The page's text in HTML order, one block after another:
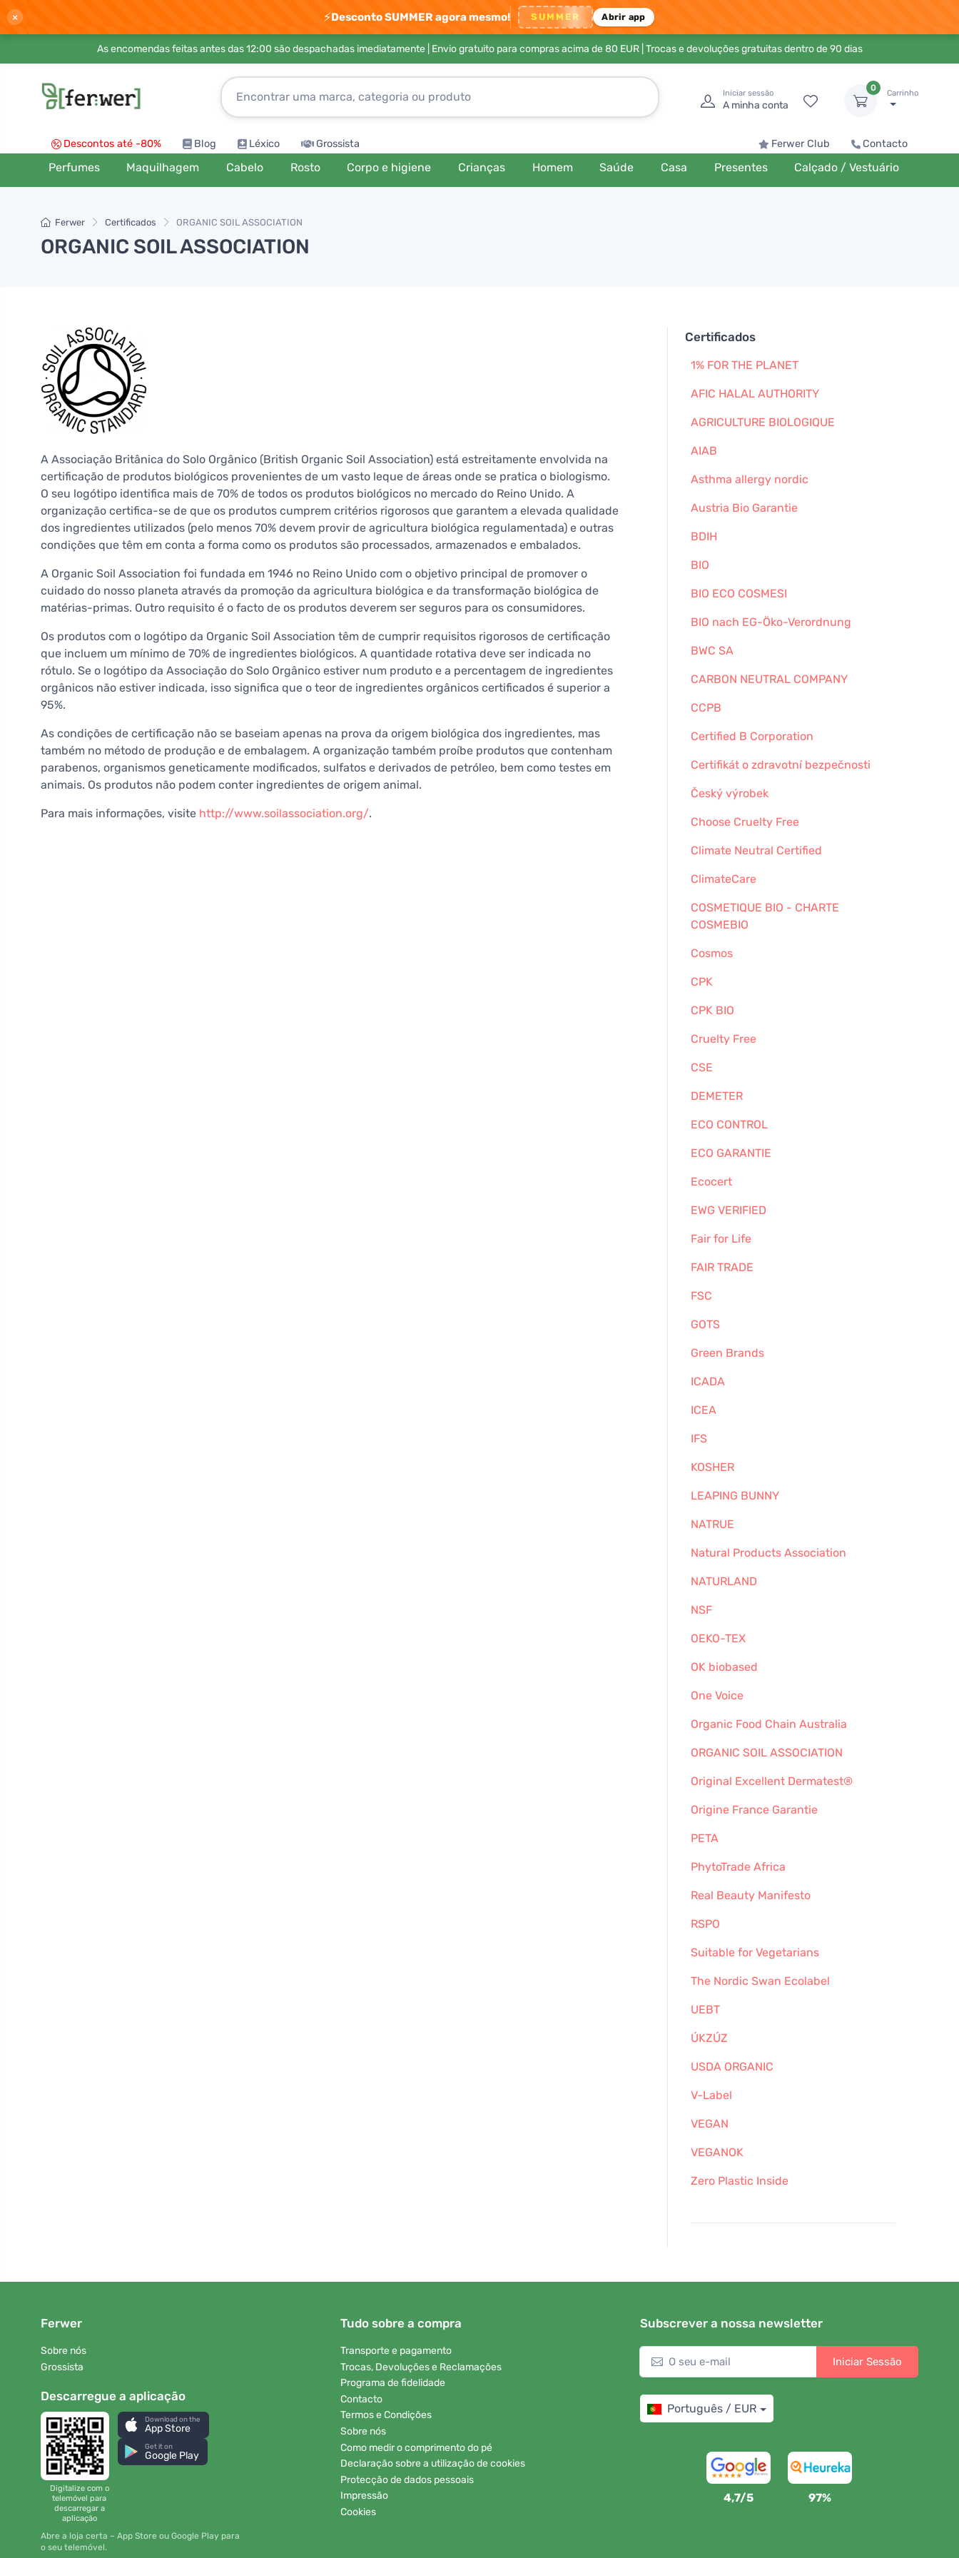
× ⚡Desconto SUMMER agora mesmo! SUMMER Abrir app
As encomendas feitas antes das 12:00 são despachadas imediatamente | Envio gratuito para compras acima de 80 EUR| Trocas e devoluções gratuitas dentro de 90 dias
Iniciar sessão
A minha conta
0
Carrinho
Descontos até -80% Blog Léxico Grossista Ferwer Club Contacto
Perfumes Maquilhagem Cabelo Rosto Corpo e higiene Crianças Homem Saúde Casa Presentes Calçado / Vestuário
Ferwer Certificados ORGANIC SOIL ASSOCIATION
ORGANIC SOIL ASSOCIATION
A Associação Britânica do Solo Orgânico (British Organic Soil Association) está estreitamente envolvida na
certificação de produtos biológicos provenientes de um vasto leque de áreas onde se pratica o biologismo.
O seu logótipo identifica mais de 70% de todos os produtos biológicos no mercado do Reino Unido. A
organização certifica-se de que os produtos cumprem critérios rigorosos que garantem a elevada qualidade
dos ingredientes utilizados (pelo menos 70% devem provir de agricultura biológica regulamentada) e outras
condições que têm em conta a forma como os produtos são processados, armazenados e embalados.
A Organic Soil Association foi fundada em 1946 no Reino Unido com o objetivo principal de promover o
cuidado do nosso planeta através da promoção da agricultura biológica e da transformação biológica de
matérias-primas. Outro requisito é o facto de os produtos deverem ser seguros para os consumidores.
Os produtos com o logótipo da Organic Soil Association têm de cumprir requisitos rigorosos de certificação
que incluem um mínimo de 70% de ingredientes biológicos. A quantidade rotativa deve ser indicada no
rótulo. Se o logótipo da Associação do Solo Orgânico estiver num produto e a percentagem de ingredientes
orgânicos não estiver indicada, isso significa que o teor de ingredientes orgânicos certificados é superior a
95%.
As condições de certificação não se baseiam apenas na prova da origem biológica dos ingredientes, mas
também no método de produção e de embalagem. A organização também proíbe produtos que contenham
parabenos, organismos geneticamente modificados, sulfatos e derivados de petróleo, bem como testes em
animais. Os produtos não podem conter ingredientes de origem animal.
Para mais informações, visite http://www.soilassociation.org/.
Certificados
1% FOR THE PLANET
AFIC HALAL AUTHORITY
AGRICULTURE BIOLOGIQUE
AIAB
Asthma allergy nordic
Austria Bio Garantie
BDIH
BIO
BIO ECO COSMESI
BIO nach EG-Öko-Verordnung
BWC SA
CARBON NEUTRAL COMPANY
CCPB
Certified B Corporation
Certifikát o zdravotní bezpečnosti
Český výrobek
Choose Cruelty Free
Climate Neutral Certified
ClimateCare
COSMETIQUE BIO - CHARTE
COSMEBIO
Cosmos
CPK
CPK BIO
Cruelty Free
CSE
DEMETER
ECO CONTROL
ECO GARANTIE
Ecocert
EWG VERIFIED
Fair for Life
FAIR TRADE
FSC
GOTS
Green Brands
ICADA
ICEA
IFS
KOSHER
LEAPING BUNNY
NATRUE
Natural Products Association
NATURLAND
NSF
OEKO-TEX
OK biobased
One Voice
Organic Food Chain Australia
ORGANIC SOIL ASSOCIATION
Original Excellent Dermatest®
Origine France Garantie
PETA
PhytoTrade Africa
Real Beauty Manifesto
RSPO
Suitable for Vegetarians
The Nordic Swan Ecolabel
UEBT
ÚKZÚZ
USDA ORGANIC
V-Label
VEGAN
VEGANOK
Zero Plastic Inside
Ferwer
Sobre nós
Grossista
Descarregue a aplicação
Digitalize com o
telemóvel para
descarregar a
aplicação
Download on the
App Store
Get it on
Google Play
Abre a loja certa – App Store ou Google Play para
o seu telemóvel.
Tudo sobre a compra
Transporte e pagamento
Trocas, Devoluções e Reclamações
Programa de fidelidade
Contacto
Termos e Condições
Sobre nós
Como medir o comprimento do pé
Declaração sobre a utilização de cookies
Protecção de dados pessoais
Impressão
Cookies
Subscrever a nossa newsletter
Iniciar Sessão
Português / EUR
4,7/5 97%